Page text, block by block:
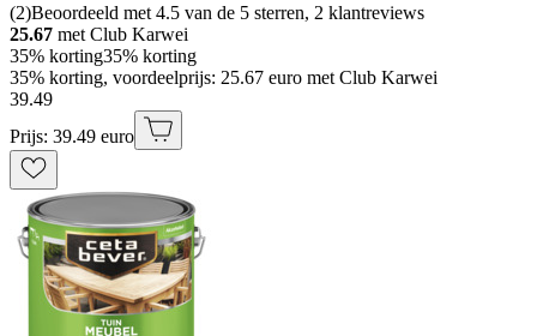
(2)Beoordeeld met 4.5 van de 5 sterren, 2 klantreviews
25.67 met Club Karwei
35% korting35% korting
35% korting, voordeelprijs: 25.67 euro met Club Karwei
39.49
Prijs: 39.49 euro